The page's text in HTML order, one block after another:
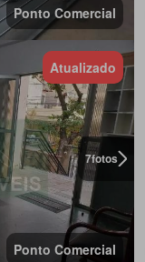
Ponto Comercial
7fotos
Atualizado
Ponto Comercial